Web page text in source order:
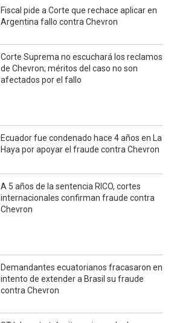
Fiscal pide a Corte que rechace aplicar en
Argentina fallo contra Chevron
Corte Suprema no escuchará los reclamos
de Chevron; méritos del caso no son
afectados por el fallo
Ecuador fue condenado hace 4 años en La
Haya por apoyar el fraude contra Chevron
A 5 años de la sentencia RICO, cortes
internacionales confirman fraude contra
Chevron
Demandantes ecuatorianos fracasaron en
intento de extender a Brasil su fraude
contra Chevron